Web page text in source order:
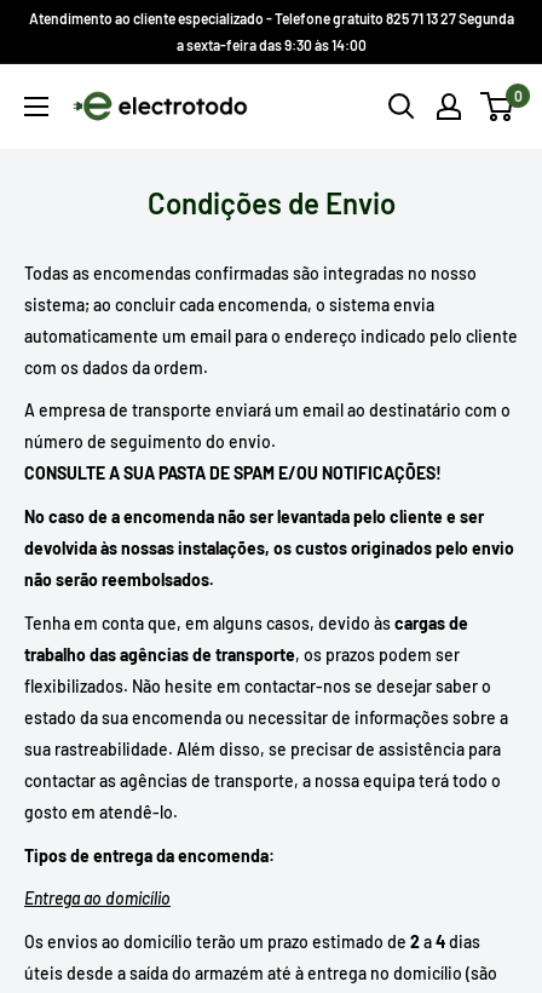
Atendimento ao cliente especializado - Telefone gratuito 825 71 13 27 Segunda
a sexta-feira das 9:30 às 14:00
Electrotodo.es 0
Condições de Envio
Todas as encomendas confirmadas são integradas no nosso
sistema; ao concluir cada encomenda, o sistema envia
automaticamente um email para o endereço indicado pelo cliente
com os dados da ordem.
A empresa de transporte enviará um email ao destinatário com o
número de seguimento do envio.
CONSULTE A SUA PASTA DE SPAM E/OU NOTIFICAÇÕES!
No caso de a encomenda não ser levantada pelo cliente e ser
devolvida às nossas instalações, os custos originados pelo envio
não serão reembolsados.
Tenha em conta que, em alguns casos, devido àscargas de
trabalho das agências de transporte, os prazos podem ser
flexibilizados. Não hesite em contactar-nos se desejar saber o
estado da sua encomenda ou necessitar de informações sobre a
sua rastreabilidade. Além disso, se precisar de assistência para
contactar as agências de transporte, a nossa equipa terá todo o
gosto em atendê-lo.
Tipos de entrega da encomenda:
Entrega ao domicílio
Os envios ao domicílio terão um prazo estimado de 2a4dias
úteis desde a saída do armazém até à entrega no domicílio (são